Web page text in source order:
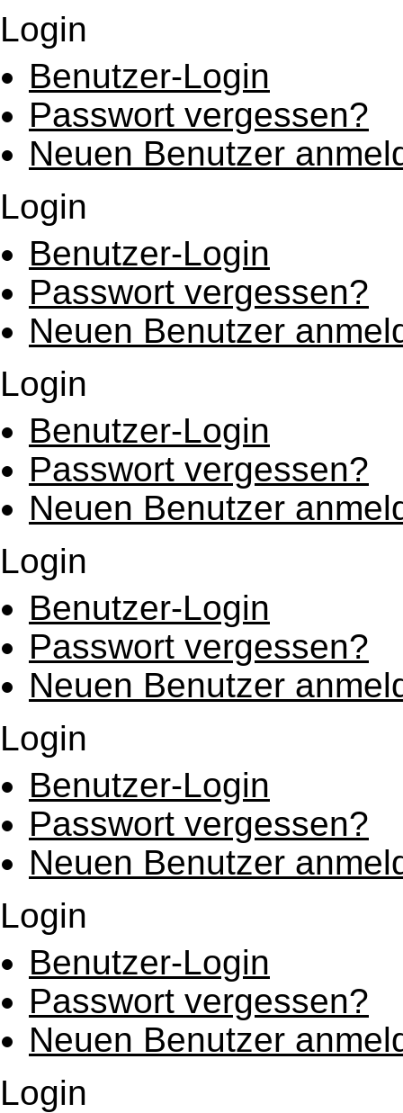
Login
Benutzer-Login
Passwort vergessen?
Neuen Benutzer
Login
Benutzer-Login
Passwort vergessen?
Neuen Benutzer
Login
Benutzer-Login
Passwort vergessen?
Neuen Benutzer
Login
Benutzer-Login
Passwort vergessen?
Neuen Benutzer
Login
Benutzer-Login
Passwort vergessen?
Neuen Benutzer
Login
Benutzer-Login
Passwort vergessen?
Neuen Benutzer
Login